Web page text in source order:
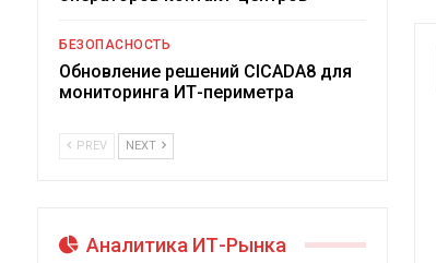
БЕЗОПАСНОСТЬ
Обновление решений CICADA8 для
мониторинга ИТ-периметра
PREV NEXT
Аналитика ИТ-Рынка